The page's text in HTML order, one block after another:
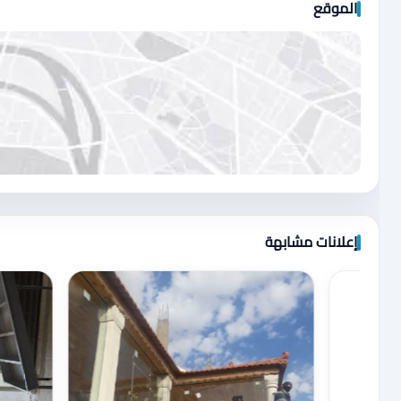
الموقع
اضغط لتحميل الموقع
إعلانات مشابهة